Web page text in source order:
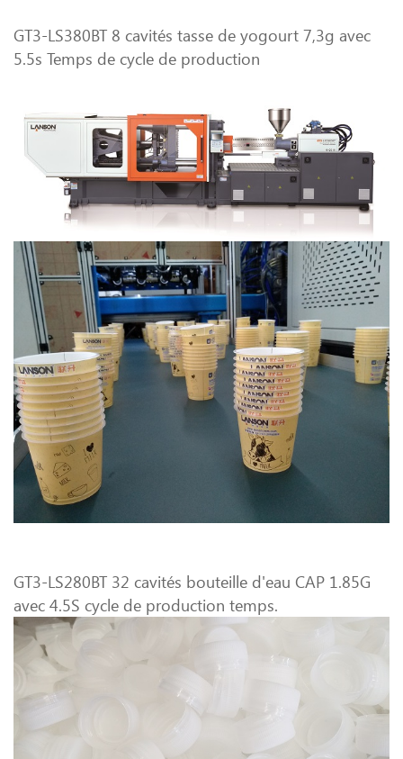
GT3-LS380BT 8 cavités tasse de yogourt 7,3g avec
5.5s Temps de cycle de production
GT3-LS280BT 32 cavités bouteille d'eau CAP 1.85G
avec 4.5S cycle de production temps.